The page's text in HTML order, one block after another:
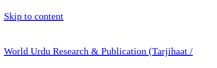
Skip to content
World Urdu Research & Publication (Tarjihaat /